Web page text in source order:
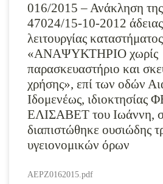
016/2015 – Ανάκληση
47024/15-10-2012 άδειας
λειτουργίας καταστήματος
«ΑΝΑΨΥΚΤΗΡΙΟ χωρίς
παρασκευαστήριο και
χρήσης», επί των οδών
Ιδομενέως,
ΕΛΙΣΑΒΕΤ του Ιωάννη,
διαπιστώθηκε ουσιώδης
υγειονομικών όρων
AEPZ0162015.pdf